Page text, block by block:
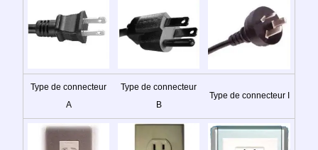
Type de connecteur
A
Type de connecteur
B
Type de connecteur I